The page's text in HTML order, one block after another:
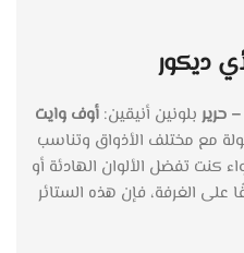
ديكور
حرير بلونين أنيقين: أوف وايت
مع مختلف الأذواق وتناسب
كنت تفضل الألوان الهادئة أو
على الغرفة، فإن هذه الستائر